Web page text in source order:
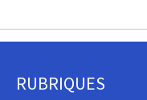
Pied
RUBRIQUES